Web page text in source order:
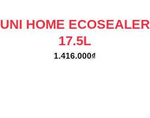
UNI HOME ECOSEALER
17.5L
1.416.000₫